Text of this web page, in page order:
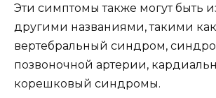
Эти симптомы также могут быть
другими названиями, такими как
вертебральный синдром,
позвоночной артерии,
корешковый синдромы.